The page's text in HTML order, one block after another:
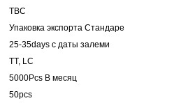
TBC
Упаковка экспорта Стандаре
25-35days с даты залеми
TT, LC
5000Pcs В месяц
50pcs